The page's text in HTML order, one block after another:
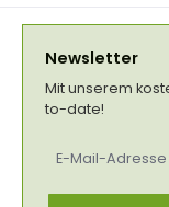
Newsletter
Mit unserem
to-date!
Mail-